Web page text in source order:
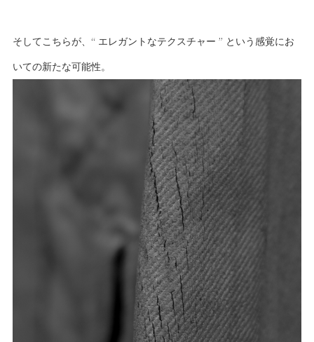
そしてこちらが、“ エレガントなテクスチャー ” という感覚にお
いての新たな可能性。